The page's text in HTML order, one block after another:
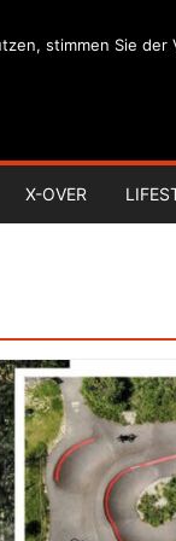
X-OVER
stimmen Sie